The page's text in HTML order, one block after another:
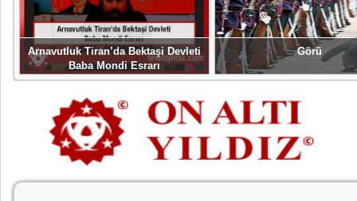
Arnavutluk Tiran’da Bektaşi Devleti
Baba Mondi Esrarı
Görü